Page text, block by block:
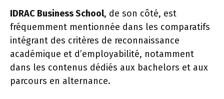
IDRAC Business School, de son côté, est
fréquemment mentionnée dans les comparatifs
intégrant des critères de reconnaissance
académique et d’employabilité, notamment
dans les contenus dédiés aux bachelors et aux
parcours en alternance.